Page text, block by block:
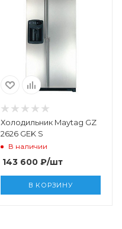
Холодильник Maytag GZ
2626 GEK S
В наличии
143 600₽/шт
В КОРЗИНУ